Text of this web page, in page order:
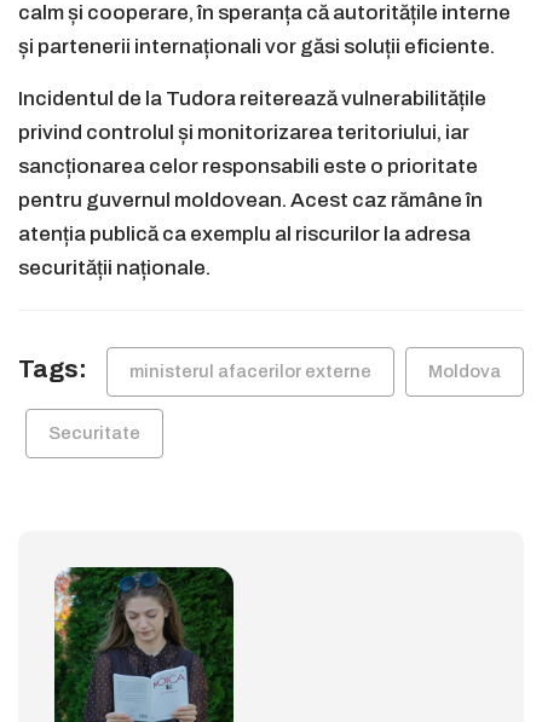
calm și cooperare, în speranța că autoritățile interne
și partenerii internaționali vor găsi soluții eficiente.
Incidentul de la Tudora reiterează vulnerabilitățile
privind controlul și monitorizarea teritoriului, iar
sancționarea celor responsabili este o prioritate
pentru guvernul moldovean. Acest caz rămâne în
atenția publică ca exemplu al riscurilor la adresa
securității naționale.
Tags: ministerul afacerilor externe Moldova
Securitate